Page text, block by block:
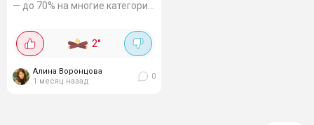
— до 70% на многие категории.
примеров, но лучше заглянуть
в каталог — там выбор
огромный. Смотреть...
2°
Алина Воронцова
1 месяц назад
0